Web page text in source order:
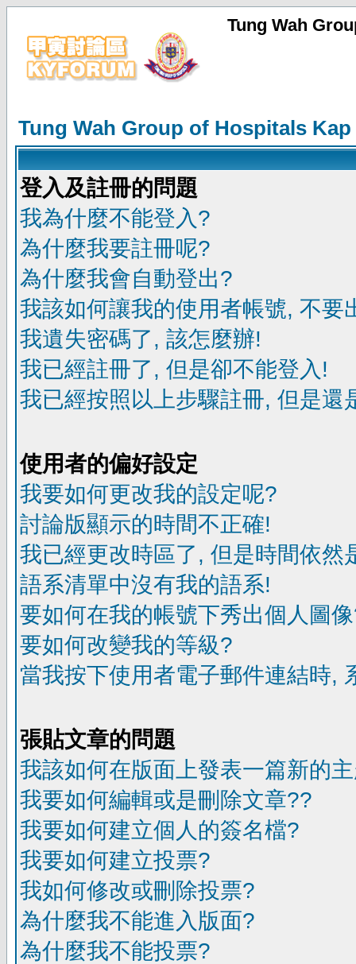
Tung Wah
Tung Wah Group of Hospitals
登入及註冊的問題
我為什麼不能登入?
為什麼我要註冊呢?
為什麼我會自動登出?
我該如何讓我的使用者帳號, 不要
我遺失密碼了, 該怎麼辦!
我已經註冊了, 但是卻不能登入!
我已經按照以上步驟註冊, 但是還
使用者的偏好設定
我要如何更改我的設定呢?
討論版顯示的時間不正確!
我已經更改時區了, 但是時間依然
語系清單中沒有我的語系!
要如何在我的帳號下秀出個人圖
要如何改變我的等級?
當我按下使用者電子郵件連結時,
張貼文章的問題
我該如何在版面上發表一篇新的
我要如何編輯或是刪除文章??
我要如何建立個人的簽名檔?
我要如何建立投票?
我如何修改或刪除投票?
為什麼我不能進入版面?
為什麼我不能投票?